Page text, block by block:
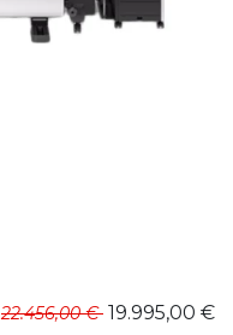
22.456,00€ 19.995,00 €